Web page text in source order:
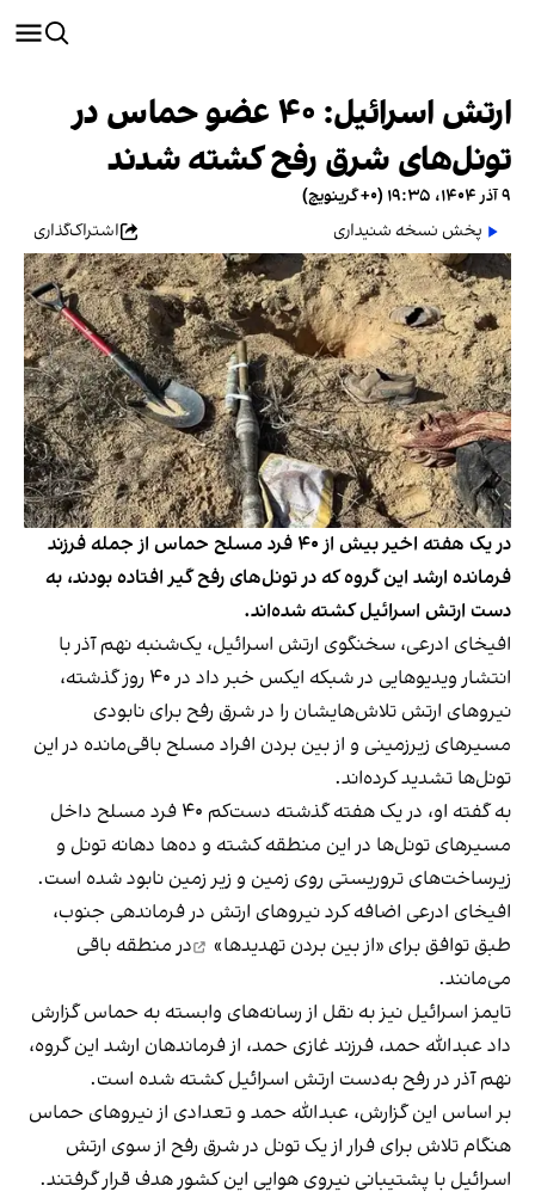
ارتش اسرائیل: ۴۰ عضو حماس در
تونل‌های شرق رفح كشته شدند
۹ آذر ۱۴۰۴، ۱۹:۳۵ (‎+۰ گرینویچ)
پخش نسخه شنیداری
اشتراک‌گذاری
در یک هفته اخیر بيش از ۴۰ فرد مسلح حماس از جمله فرزند
فرمانده ارشد این گروه که در تونل‌های رفح گیر افتاده بودند، به
دست ارتش اسرائیل کشته شده‌اند.
افیخای ادرعی، سخنگوی ارتش اسرائیل، یک‌شنبه نهم آذر با
انتشار ویدیوهایی در شبکه ایکس خبر داد در ۴۰ روز گذشته،
نیروهای ارتش تلاش‌هایشان را در شرق رفح برای نابودی
مسیرهای زیرزمینی و از بین بردن افراد مسلح باقی‌مانده در اين
تونل‌ها تشديد كرده‌اند.
به گفته او، در یک هفته گذشته دست‌کم ۴۰ فرد مسلح داخل
مسیرهای تونل‌ها در اين منطقه كشته و ده‌ها دهانه تونل و
زيرساخت‌های تروريستی روی زمين و زير زمين نابود شده است.
افیخای ادرعی اضافه کرد نيروهای ارتش در فرماندهی جنوب،
طبق توافق برای «از بین بردن تهدیدها»
در منطقه باقی
می‌مانند.
تایمز اسرائیل نیز به نقل از رسانه‌های وابسته به حماس گزارش
داد عبدالله حمد، فرزند غازی حمد، از فرماندهان ارشد این گروه،
نهم آذر در رفح به‌دست ارتش اسرائیل کشته شده است.
بر اساس این گزارش، عبدالله حمد و تعدادی از نیروهای حماس
هنگام تلاش برای فرار از یک تونل در شرق رفح از سوی ارتش
اسرائیل با پشتیبانی نیروی هوایی این کشور هدف قرار گرفتند.